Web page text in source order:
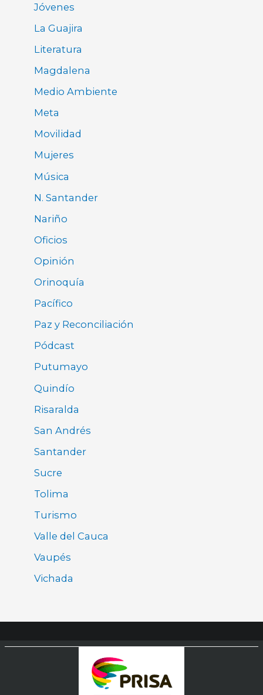
Jóvenes
La Guajira
Literatura
Magdalena
Medio Ambiente
Meta
Movilidad
Mujeres
Música
N. Santander
Nariño
Oficios
Opinión
Orinoquía
Pacífico
Paz y Reconciliación
Pódcast
Putumayo
Quindío
Risaralda
San Andrés
Santander
Sucre
Tolima
Turismo
Valle del Cauca
Vaupés
Vichada